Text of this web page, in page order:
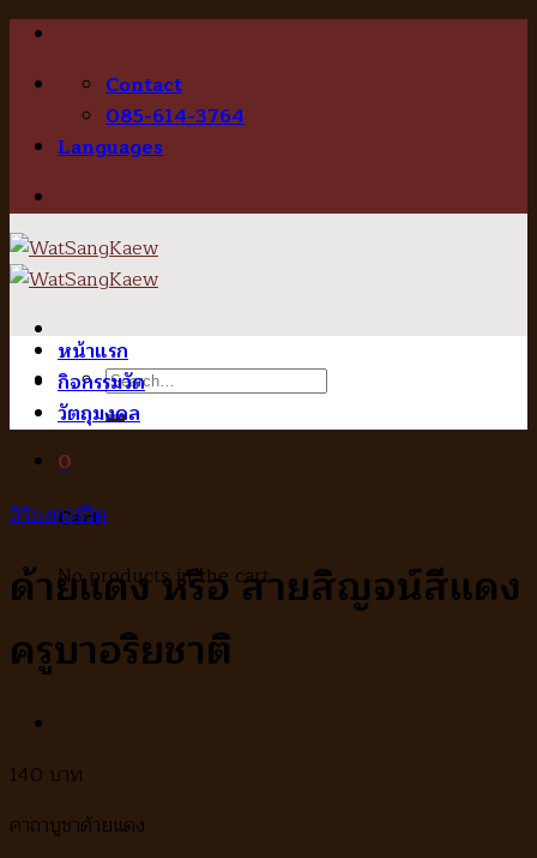
Skip
content
Contact
085-614-3764
Languages
Search
for:
0
Cart
No products in the cart.
หน้าแรก
กิจกรรมวัด
วัตถุมงคล
สิริมงคลชีวิต
ด้ายแดง หรือ สายสิญจน์สีแดง
ครูบาอริยชาติ
140
คาถาบูชาด้ายแดง